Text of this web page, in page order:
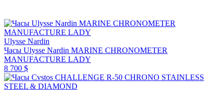
Ulysse Nardin
Часы Ulysse Nardin MARINE CHRONOMETER
MANUFACTURE LADY
8 700 $